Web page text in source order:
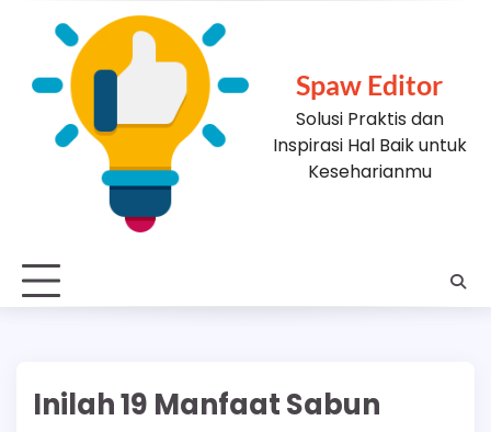
Spaw Editor
Solusi Praktis dan
Inspirasi Hal Baik untuk
Keseharianmu
Inilah 19 Manfaat Sabun